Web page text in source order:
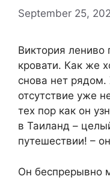
September 25,
Виктория лениво
кровати. Как же
снова нет рядом.
отсутствие уже
тех пор как он
в Таиланд –
путешествии! –
Он беспрерывно